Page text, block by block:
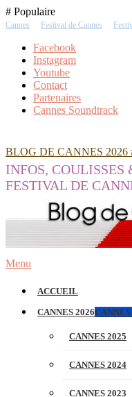
Skip
To
# Populaire
Cannes Festival de Cannes
Facebook
Instagram
Youtube
Contact
Partenaires
Cannes Soundtrack
BLOG DE CANNES 2026
INFOS,
FESTIVAL DE
Menu
ACCUEIL
CANNES 2026
CANNES 2025
CANNES 2024
CANNES 2023